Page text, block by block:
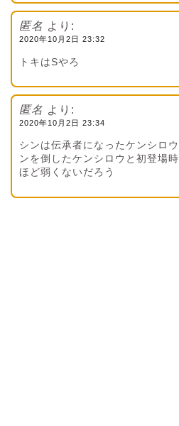
匿名 より:
2020年10月2日 23:32
トキはSやろ
匿名 より:
2020年10月2日 23:34
シンは伝承者になったケンシロ
ンを倒したケンシロウと初登場
ほど弱くないだろう